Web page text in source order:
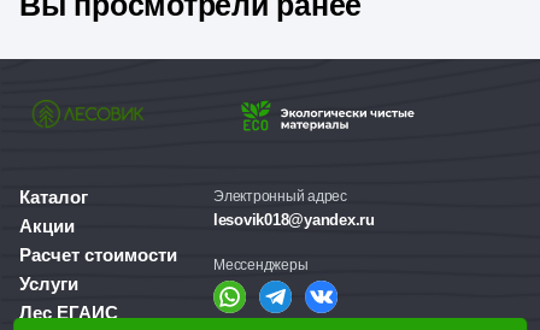
· Простота монтажа.
Скруглённый радиус и строганная со
Каталог
Акции
Расчет стоимости
Услуги
Лес ЕГАИС
Электронный адрес
lesovik018@yandex.ru
Мессенджеры